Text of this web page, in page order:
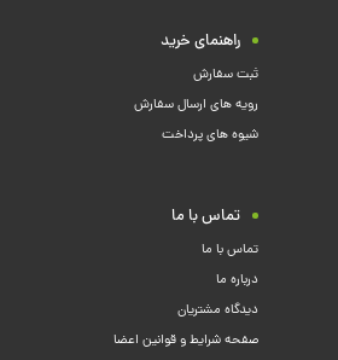
راهنمای خرید
ثبت سفارش
رویه های ارسال سفارش
شیوه های پرداخت
تماس با ما
تماس با ما
درباره ما
دیدگاه مشتریان
صفحه شرایط و قوانین اعضا